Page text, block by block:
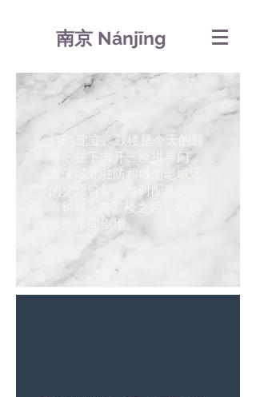
南京 Nánjīng
1383建立。鼓楼是今天的鼓
楼，在下方开三座拱券门，
方便城北驻防和城南老城区
的交通管控。当时配套的还
有钟楼--在鼓楼之西，清初
康熙年间倒塌。